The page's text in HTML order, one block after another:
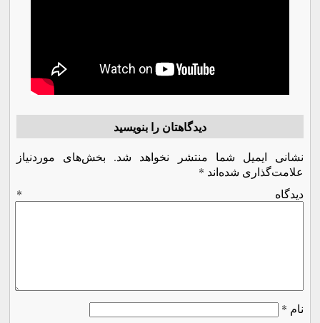
دیدگاهتان را بنویسید
نشانی ایمیل شما منتشر نخواهد شد.
بخش‌های موردنیاز
علامت‌گذاری شده‌اند *
دیدگاه *
نام *